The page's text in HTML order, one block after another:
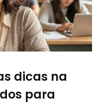
dicas na
para